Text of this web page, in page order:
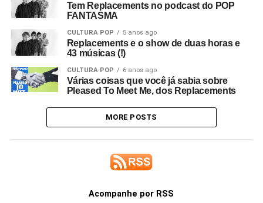
Tem Replacements no podcast do POP
FANTASMA
CULTURA POP 5 anos ago
Replacements e o show de duas horas e
43 músicas (!)
CULTURA POP 6 anos ago
Várias coisas que você já sabia sobre
Pleased To Meet Me, dos Replacements
MORE POSTS
Acompanhe por RSS